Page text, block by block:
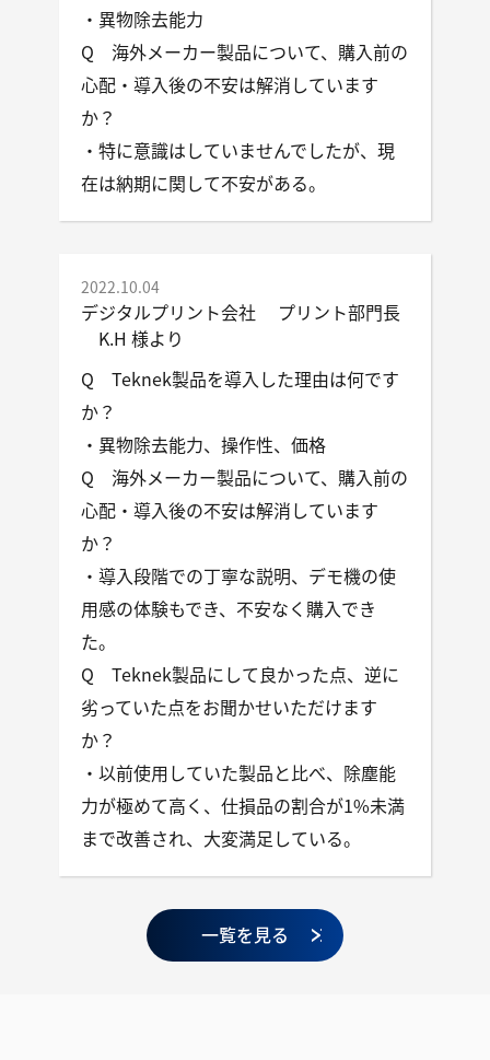
・異物除去能力
Q 海外メーカー製品について、購入前の
心配・導入後の不安は解消しています
か？
・特に意識はしていませんでしたが、現
在は納期に関して不安がある。
2022.10.04
デジタルプリント会社 プリント部門長
K.H 様より
Q Teknek製品を導入した理由は何です
か？
・異物除去能力、操作性、価格
Q 海外メーカー製品について、購入前の
心配・導入後の不安は解消しています
か？
・導入段階での丁寧な説明、デモ機の使
用感の体験もでき、不安なく購入でき
た。
Q Teknek製品にして良かった点、逆に
劣っていた点をお聞かせいただけます
か？
・以前使用していた製品と比べ、除塵能
力が極めて高く、仕損品の割合が1%未満
まで改善され、大変満足している。
一覧を見る